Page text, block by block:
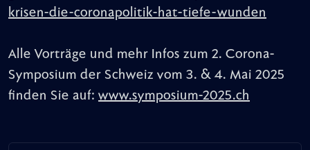
krisen-die-coronapolitik-hat-tiefe-wunden
Alle Vorträge und mehr Infos zum 2. Corona-
Symposium der Schweiz vom 3. & 4. Mai 2025
finden Sie auf: www.symposium-2025.ch